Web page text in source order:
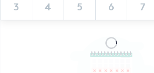
3 4 5 6 7